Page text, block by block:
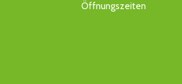
Öffnungszeiten